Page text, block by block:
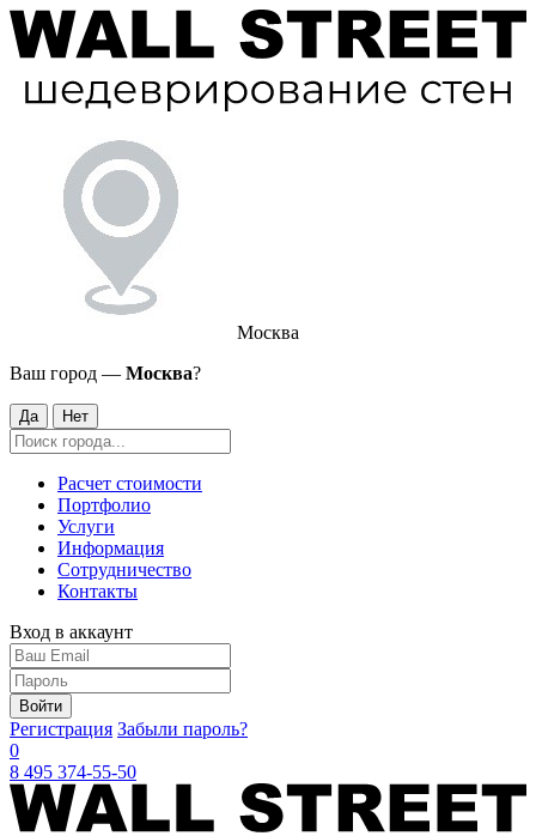
Москва
Ваш город — Москва?
Да Нет
Расчет стоимости
Портфолио
Услуги
Информация
Сотрудничество
Контакты
Вход в аккаунт
Войти
Регистрация Забыли пароль?
0
8 495 374-55-50